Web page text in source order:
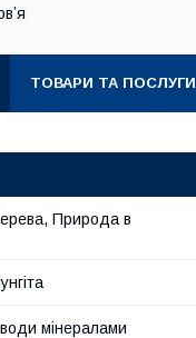
ТОВАРИ ТА ПОСЛУГИ
Природа в
мінералами